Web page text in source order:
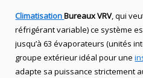
ClimatisationBureaux VRV, qui
réfrigérant variable) ce système
jusqu’à 63 évaporateurs (unités
groupe extérieur idéal pour une
adapte sa puissance strictement